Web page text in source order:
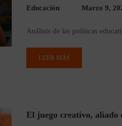
Educación Marzo 9,
Análisis de las políticas
LEER MÁS
El juego creativo, aliado